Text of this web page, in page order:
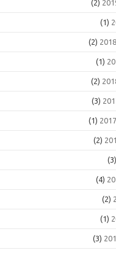
(2)
(1)
(2)
(1)
(2)
(3)
(1)
(2)
(3)
(4)
(2)
(1)
(3)